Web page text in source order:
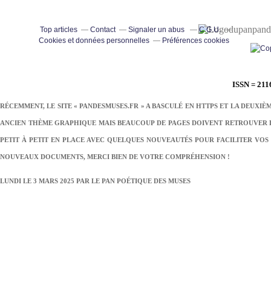
ISSN =
RÉCEMMENT, LE SITE « PANDESMUSES.FR » A BASCULÉ EN HTTPS ET LA
ANCIEN THÈME GRAPHIQUE MAIS BEAUCOUP DE PAGES DOIVENT
PETIT À PETIT EN PLACE AVEC QUELQUES NOUVEAUTÉS POUR FACILITER
NOUVEAUX DOCUMENTS, MERCI BIEN DE VOTRE COMPRÉHENSION !
LUNDI LE 3 MARS 2025 PAR LE PAN POÉTIQUE DES MUSES
Top articles Contact Signaler un abus
C.G.U.
Cookies et données personnelles
Préférences cookies